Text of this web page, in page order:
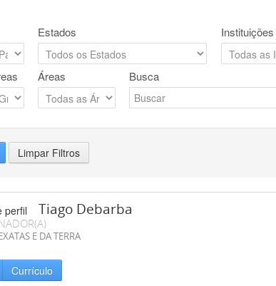
Estados Instituições
Áreas Busca
Limpar Filtros
Tiago Debarba
E DA TERRA
Currículo